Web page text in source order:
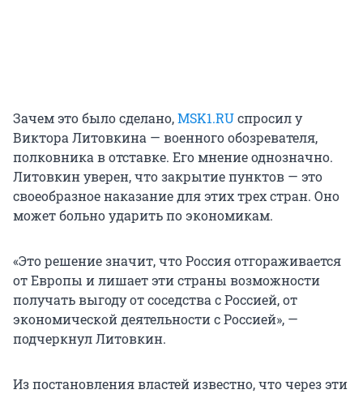
Зачем это было сделано,MSK1.RUспросил у
Виктора Литовкина — военного обозревателя,
полковника в отставке. Его мнение однозначно.
Литовкин уверен, что закрытие пунктов — это
своеобразное наказание для этих трех стран. Оно
может больно ударить по экономикам.
«Это решение значит, что Россия отгораживается
от Европы и лишает эти страны возможности
получать выгоду от соседства с Россией, от
экономической деятельности с Россией», —
подчеркнул Литовкин.
Из постановления властей известно, что через эти